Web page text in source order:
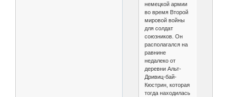
немецкой армии
во время Второй
мировой войны
для солдат
союзников. Он
располагался на
равнине
недалеко от
деревни Альт-
Дривиц-бай-
Кюстрин, которая
тогда находилась